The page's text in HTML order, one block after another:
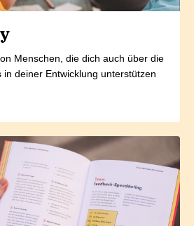
Menschen, die dich auch über die
in deiner Entwicklung unterstützen